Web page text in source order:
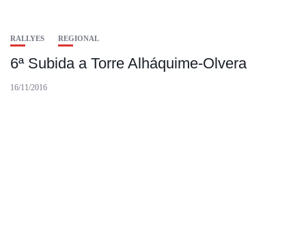
RALLYES REGIONAL
6ª Subida a Torre Alháquime-Olvera
16/11/2016